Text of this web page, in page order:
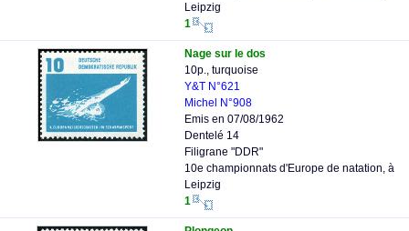
Leipzig
1
Nage sur le dos
10p., turquoise
Y&T N°621
Michel N°908
Emis en 07/08/1962
Dentelé 14
Filigrane "DDR"
10e championnats d'Europe de natation, à
Leipzig
1